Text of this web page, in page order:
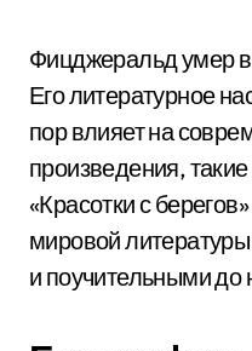
Фицджеральд умер в
Его литературное
пор влияет на
произведения, такие
«Красотки с
мировой
и поучительными до